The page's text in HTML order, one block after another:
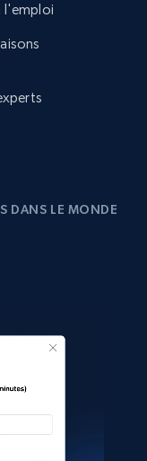
l'emploi
DANS LE MONDE